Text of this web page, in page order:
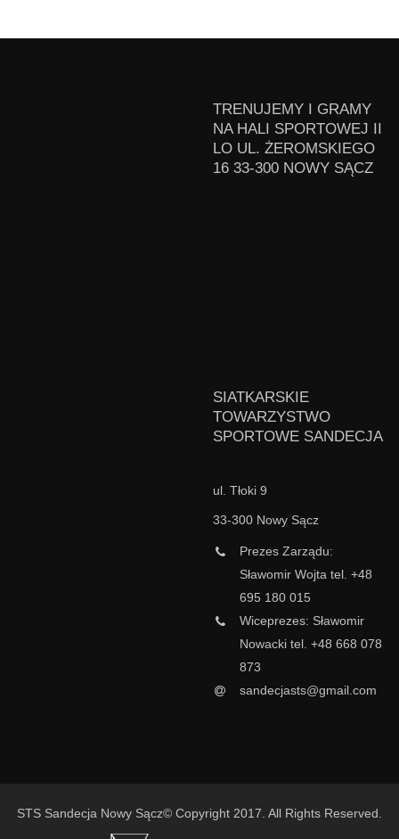
TRENUJEMY I GRAMY
NA HALI SPORTOWEJ II
LO UL. ŻEROMSKIEGO
16 33-300 NOWY SĄCZ
SIATKARSKIE
TOWARZYSTWO
SPORTOWE SANDECJA
ul. Tłoki 9
33-300 Nowy Sącz
Prezes Zarządu:
Sławomir Wojta tel. +48
695 180 015
Wiceprezes: Sławomir
Nowacki tel. +48 668 078
873
sandecjasts@gmail.com
STS Sandecja Nowy Sącz© Copyright 2017. All Rights Reserved.